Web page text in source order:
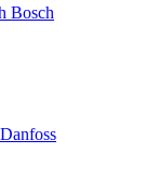
Bosch